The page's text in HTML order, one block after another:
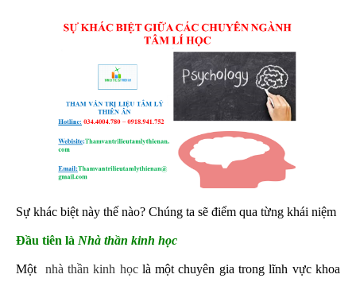
Sự khác biệt này thế nào? Chúng ta sẽ điểm qua từng khái niệm
Đầu tiên là Nhà thần kinh học
Một nhà thần kinh họclà một chuyên gia trong lĩnh vực khoa